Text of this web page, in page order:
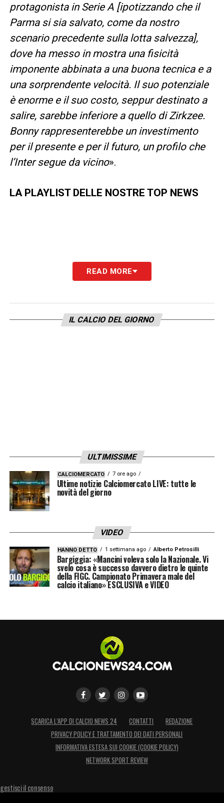
protagonista in Serie A [ipotizzando che il
Parma si sia salvato, come da nostro
scenario precedente sulla lotta salvezza],
dove ha messo in mostra una fisicità
imponente abbinata a una buona tecnica e a
una sorprendente velocità. Il suo potenziale
è enorme e il suo costo, seppur destinato a
salire, sarebbe inferiore a quello di Zirkzee.
Bonny rappresenterebbe un investimento
per il presente e per il futuro, un profilo che
l’Inter segue da vicino».
LA PLAYLIST DELLE NOSTRE TOP NEWS
READ MORE
IL CALCIO DEL GIORNO
ULTIMISSIME
CALCIOMERCATO 7 ore ago
Ultime notizie Calciomercato LIVE: tutte le
novità del giorno
VIDEO
HANNO DETTO 1 settimana ago Alberto Petrosilli
Bargiggia: «Mancini voleva solo la Nazionale. Vi
svelo cosa è successo davvero dietro le quinte
della FIGC. Campionato Primavera male del
calcio italiano» ESCLUSIVA e VIDEO
SCARICA L’APP DI CALCIO NEWS 24 CONTATTI
REDAZIONE
PRIVACY POLICY E TRATTAMENTO DEI DATI PERSONALI
INFORMATIVA ESTESA SUI COOKIE (COOKIE POLICY)
NETWORK SPORT REVIEW
gestisci il consenso